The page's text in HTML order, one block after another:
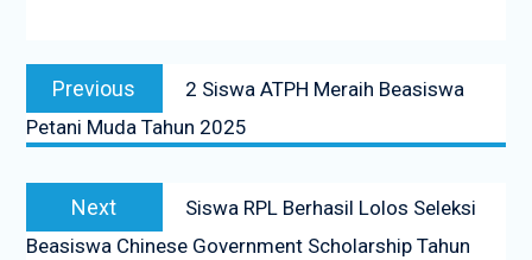
Navigasi
posPrevious
post:
2 Siswa ATPH Meraih Beasiswa
Petani Muda Tahun 2025
Next
post:
Siswa RPL Berhasil Lolos Seleksi
Beasiswa Chinese Government Scholarship Tahun